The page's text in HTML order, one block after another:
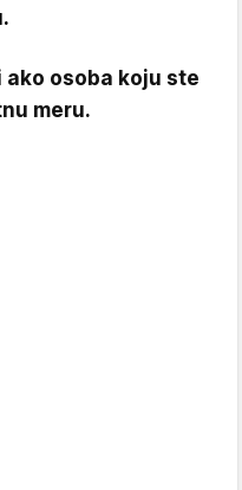
osoba koju ste
meru.